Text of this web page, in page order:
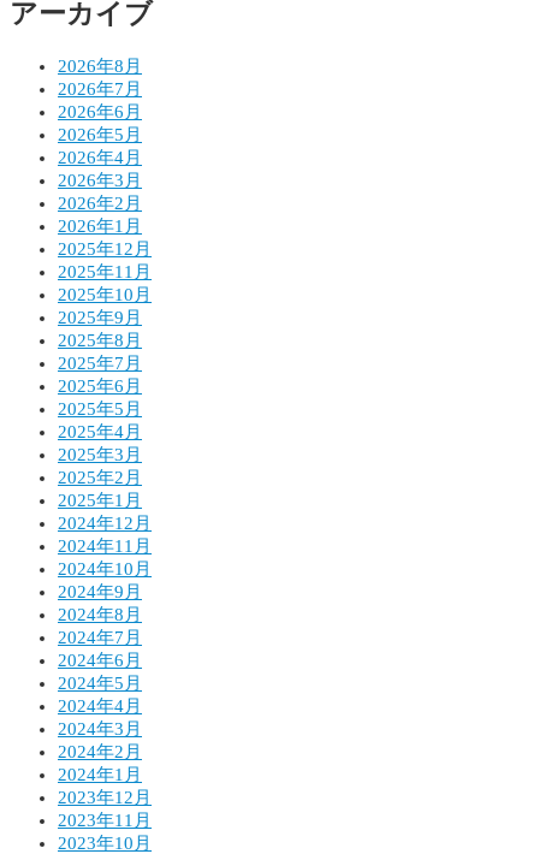
ン
アーカイブ
2026年8月
2026年7月
2026年6月
2026年5月
2026年4月
2026年3月
2026年2月
2026年1月
2025年12月
2025年11月
2025年10月
2025年9月
2025年8月
2025年7月
2025年6月
2025年5月
2025年4月
2025年3月
2025年2月
2025年1月
2024年12月
2024年11月
2024年10月
2024年9月
2024年8月
2024年7月
2024年6月
2024年5月
2024年4月
2024年3月
2024年2月
2024年1月
2023年12月
2023年11月
2023年10月